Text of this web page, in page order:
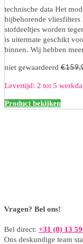
technische data Het
bijbehorende vliesfilters
stofdeeltjes worden
is uitermate geschikt
binnen. Wij hebben
niet gewaardeerd €
Levertijd: 2 tot 5
Product bekijken
Vragen? Bel ons!
Bel direct: +31 (0) 13
Ons deskundige team